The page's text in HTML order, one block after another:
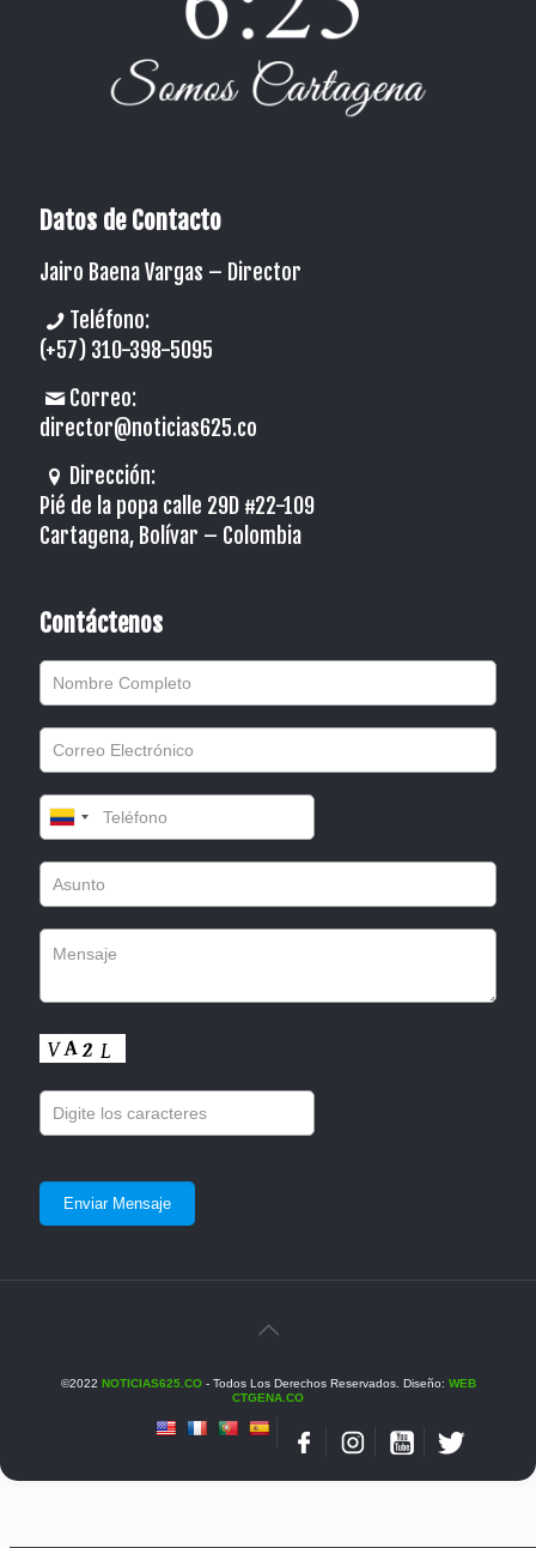
Datos de Contacto
Jairo Baena Vargas – Director
Teléfono:
(+57) 310-398-5095
Correo:
director@noticias625.co
Dirección:
Pié de la popa calle 29D #22-109
Cartagena, Bolívar – Colombia
Contáctenos
©2022 NOTICIAS625.CO- Todos Los Derechos Reservados. Diseño: WEB
CTGENA.CO